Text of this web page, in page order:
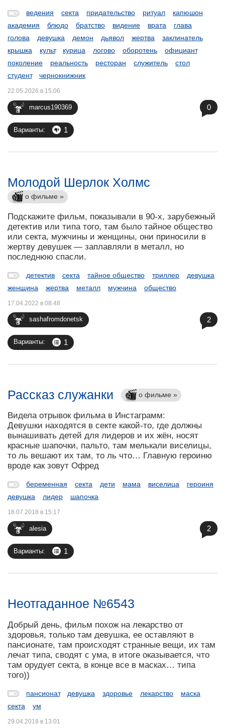
ведения секта придательство ритуал
капюшон
академия
блюдо братство видение врата
глава
голова
девушка демон дьявол жертва
заклинатель
крышка
культ курица логово оборотень
официант
поколение
реальность ресторан служитель
стол
студент
чернокнижник
marcus190369
22.05.2026 в 15:06
Варианты: 1
0
Молодой Шерлок Холмс
о фильме »
Подскажите фильм, показывали в 90-х, зарубежный
детектив или типа того, там было тайное общество
или секта, мужчины и женщины, они приносили в
жертву девушек — заплавляли в металл, но
последнюю спасли.
детектив секта тайное общество триллер
девушка
женщина
жертва металл мужчина общество
sashafromdonetsk
17.04.2022 в 08:48
Варианты: 1
2
Рассказ служанки о фильме »
Видела отрывок фильма в Инстаграмм:
Девушки находятся в секте какой-то, где должны
вынашивать детей для лидеров и их жён, носят
красные шапочки, пальто, там мелькали виселицы,
то ль вешают их там, то ль что… Главную героиню
вроде как зовут Офред
беременная секта дети мама виселица
героиня
девушка
лидер шапочка
alesia
18.07.2018 в 15:17
Варианты: 1
2
Неотгаданное №6543
Добрый день, фильм похож на лекарство от
здоровья, только там девушка, ее оставляют в
пансионате, там происходят странные вещи, их там
лечат типа, сводят с ума, в итоге оказывается, что
там орудует секта, в конце все в масках… типа
того))
пансионат девушка здоровье лекарство
маска
секта
ум
29.04.2018 в 13:01